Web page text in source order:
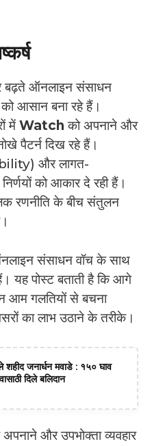
बढ़ते ऑनलाइन संसाधन
आसान बना रहे हैं।
में Watch को अपनाने और
पैटर्न दिख रहे हैं।
और लागत-
को आकार दे रही हैं।
रणनीति के बीच संतुलन
संसाधन वॉच के साथ
यह पोस्ट बताती है कि आगे
आम गलतियों से बचना
का लाभ उठाने के तरीके।
शहीद जनार्धन मवाडे : १५० घाव
दिले बलिदान
और उपभोक्ता व्यवहार